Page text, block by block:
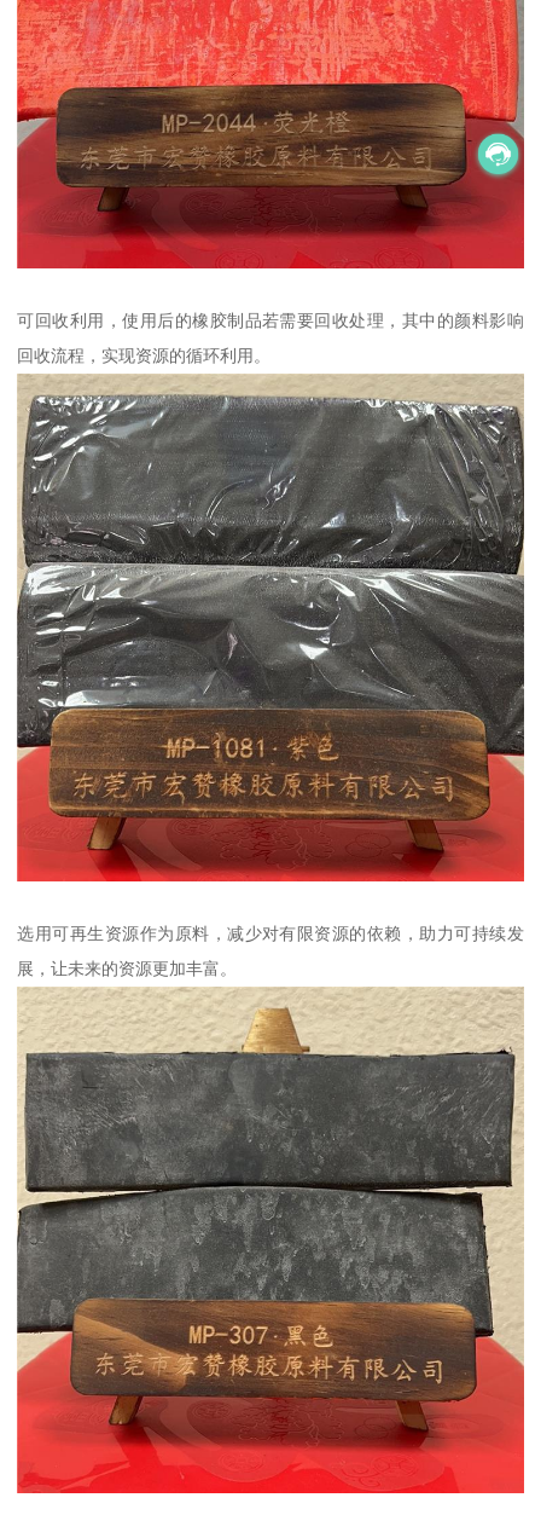
可回收利用，使用后的橡胶制品若需要回收处理，其中的颜料影响
回收流程，实现资源的循环利用。
选用可再生资源作为原料，减少对有限资源的依赖，助力可持续发
展，让未来的资源更加丰富。